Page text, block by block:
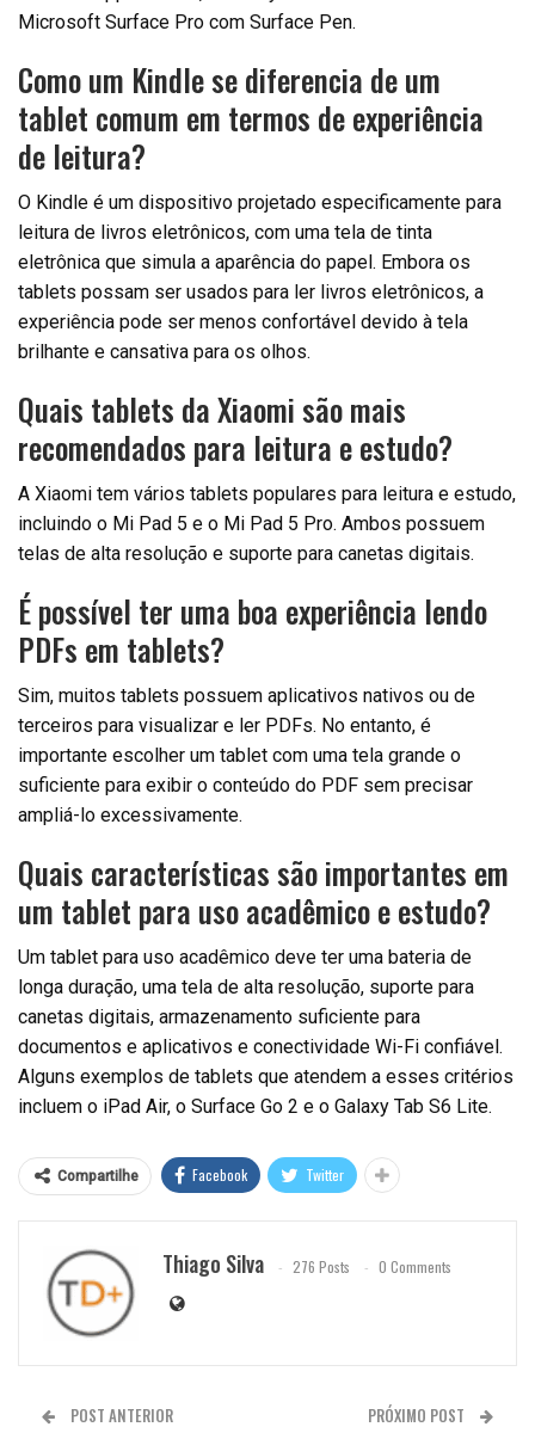
Microsoft Surface Pro com Surface Pen.
Como um Kindle se diferencia de um
tablet comum em termos de experiência
de leitura?
O Kindle é um dispositivo projetado especificamente para
leitura de livros eletrônicos, com uma tela de tinta
eletrônica que simula a aparência do papel. Embora os
tablets possam ser usados para ler livros eletrônicos, a
experiência pode ser menos confortável devido à tela
brilhante e cansativa para os olhos.
Quais tablets da Xiaomi são mais
recomendados para leitura e estudo?
A Xiaomi tem vários tablets populares para leitura e estudo,
incluindo o Mi Pad 5 e o Mi Pad 5 Pro. Ambos possuem
telas de alta resolução e suporte para canetas digitais.
É possível ter uma boa experiência lendo
PDFs em tablets?
Sim, muitos tablets possuem aplicativos nativos ou de
terceiros para visualizar e ler PDFs. No entanto, é
importante escolher um tablet com uma tela grande o
suficiente para exibir o conteúdo do PDF sem precisar
ampliá-lo excessivamente.
Quais características são importantes em
um tablet para uso acadêmico e estudo?
Um tablet para uso acadêmico deve ter uma bateria de
longa duração, uma tela de alta resolução, suporte para
canetas digitais, armazenamento suficiente para
documentos e aplicativos e conectividade Wi-Fi confiável.
Alguns exemplos de tablets que atendem a esses critérios
incluem o iPad Air, o Surface Go 2 e o Galaxy Tab S6 Lite.
Compartilhe Facebook Twitter
Thiago Silva 276 Posts 0 Comments
POST ANTERIOR PRÓXIMO POST